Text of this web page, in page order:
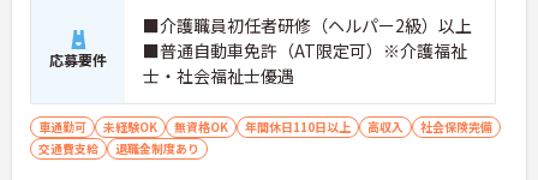
応募要件
■介護職員初任者研修（ヘルパー2級）以上
■普通自動車免許（AT限定可）※介護福祉
士・社会福祉士優遇
車通勤可 未経験OK 無資格OK 年間休日110日以上 高収入
社会保険完備
交通費支給
退職金制度あり